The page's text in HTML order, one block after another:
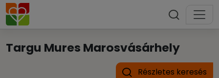
Targu Mures Marosvásárhely
Részletes keresés